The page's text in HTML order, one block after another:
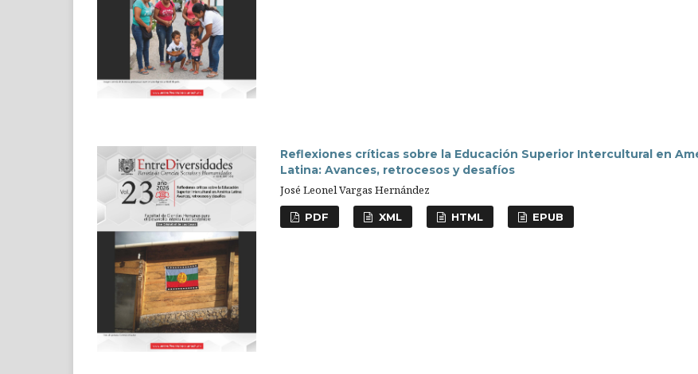
Reflexiones críticas sobre la Educación Superior Intercultural en
Latina: Avances, retrocesos y desafíos
José Leonel Vargas Hernández
PDF XML HTML EPUB